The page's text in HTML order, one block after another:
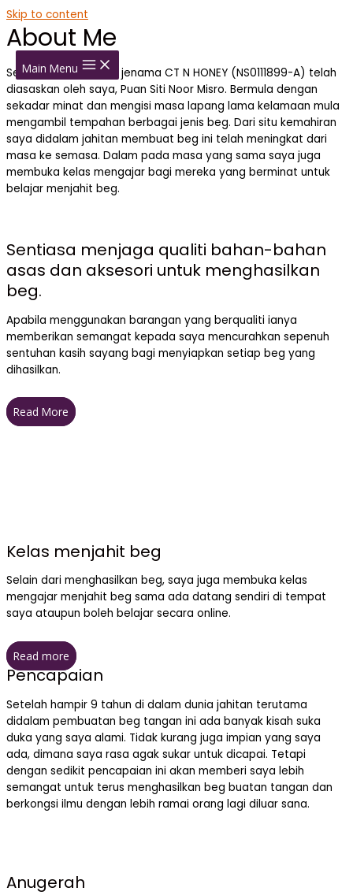
Skip to content
Main Menu
About Me
Semenjak tahun 2013 jenama CT N HONEY (NS0111899-A) telah
diasaskan oleh saya, Puan Siti Noor Misro. Bermula dengan
sekadar minat dan mengisi masa lapang lama kelamaan mula
mengambil tempahan berbagai jenis beg. Dari situ kemahiran
saya didalam jahitan membuat beg ini telah meningkat dari
masa ke semasa. Dalam pada masa yang sama saya juga
membuka kelas mengajar bagi mereka yang berminat untuk
belajar menjahit beg.
Sentiasa menjaga qualiti bahan-bahan
asas dan aksesori untuk menghasilkan
beg.
Apabila menggunakan barangan yang berqualiti ianya
memberikan semangat kepada saya mencurahkan sepenuh
sentuhan kasih sayang bagi menyiapkan setiap beg yang
dihasilkan.
Read More
Kelas menjahit beg
Selain dari menghasilkan beg, saya juga membuka kelas
mengajar menjahit beg sama ada datang sendiri di tempat
saya ataupun boleh belajar secara online.
Read more
Pencapaian
Setelah hampir 9 tahun di dalam dunia jahitan terutama
didalam pembuatan beg tangan ini ada banyak kisah suka
duka yang saya alami. Tidak kurang juga impian yang saya
ada, dimana saya rasa agak sukar untuk dicapai. Tetapi
dengan sedikit pencapaian ini akan memberi saya lebih
semangat untuk terus menghasilkan beg buatan tangan dan
berkongsi ilmu dengan lebih ramai orang lagi diluar sana.
Anugerah